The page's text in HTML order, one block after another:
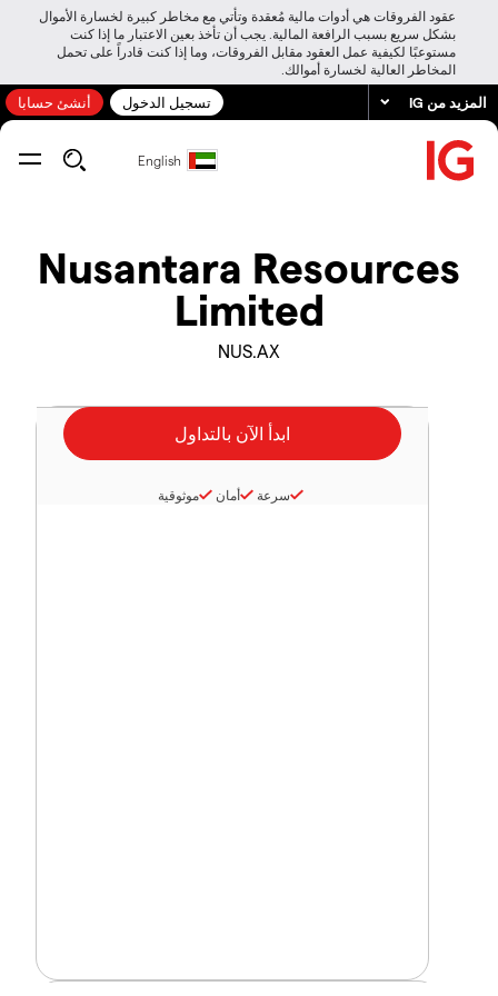
عقود الفروقات هي أدوات مالية مُعقدة وتأتي مع مخاطر كبيرة لخسارة الأموال
بشكل سريع بسبب الرافعة المالية. يجب أن تأخذ بعين الاعتبار ما إذا كنت
مستوعبًا لكيفية عمل العقود مقابل الفروقات، وما إذا كنت قادراً على تحمل
المخاطر العالية لخسارة أموالك.
المزيد من IG تسجيل الدخول أنشئ حسابا
English
Nusantara Resources
Limited
NUS.AX
سرعة أمان موثوقية